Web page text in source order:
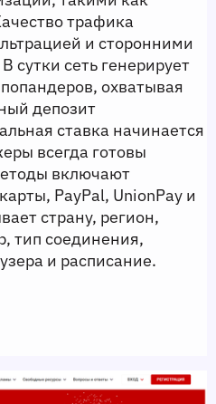
трафика
и сторонними
сеть генерирует
охватывая
депозит
ставка начинается
всегда готовы
включают
PayPal, UnionPay и
страну, регион,
тип соединения,
и расписание.